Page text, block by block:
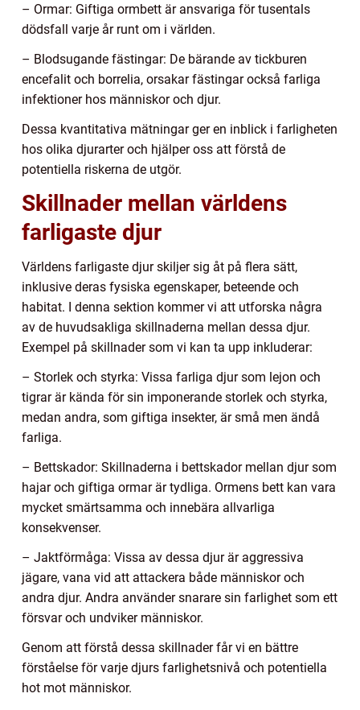
– Ormar: Giftiga ormbett är ansvariga för tusentals
dödsfall varje år runt om i världen.
– Blodsugande fästingar: De bärande av tickburen
encefalit och borrelia, orsakar fästingar också farliga
infektioner hos människor och djur.
Dessa kvantitativa mätningar ger en inblick i farligheten
hos olika djurarter och hjälper oss att förstå de
potentiella riskerna de utgör.
Skillnader mellan världens
farligaste djur
Världens farligaste djur skiljer sig åt på flera sätt,
inklusive deras fysiska egenskaper, beteende och
habitat. I denna sektion kommer vi att utforska några
av de huvudsakliga skillnaderna mellan dessa djur.
Exempel på skillnader som vi kan ta upp inkluderar:
– Storlek och styrka: Vissa farliga djur som lejon och
tigrar är kända för sin imponerande storlek och styrka,
medan andra, som giftiga insekter, är små men ändå
farliga.
– Bettskador: Skillnaderna i bettskador mellan djur som
hajar och giftiga ormar är tydliga. Ormens bett kan vara
mycket smärtsamma och innebära allvarliga
konsekvenser.
– Jaktförmåga: Vissa av dessa djur är aggressiva
jägare, vana vid att attackera både människor och
andra djur. Andra använder snarare sin farlighet som ett
försvar och undviker människor.
Genom att förstå dessa skillnader får vi en bättre
förståelse för varje djurs farlighetsnivå och potentiella
hot mot människor.